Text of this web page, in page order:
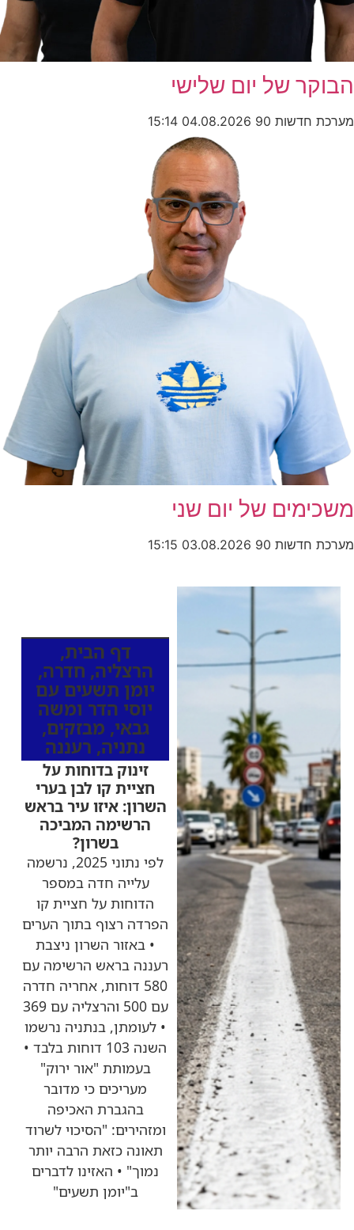
הבוקר של יום שלישי
מערכת חדשות 90 04.08.2026
15:14
משכימים של יום שני
מערכת חדשות 90 03.08.2026
15:15
דף הבית,
הרצליה, חדרה,
יומן תשעים עם
יוסי הדר ומשה
גבאי, מבזקים,
נתניה, רעננה
זינוק בדוחות על
חציית קו לבן בערי
השרון: איזו עיר בראש
הרשימה המביכה
בשרון?
לפי נתוני 2025, נרשמה
עלייה חדה במספר
הדוחות על חציית קו
הפרדה רצוף בתוך הערים
• באזור השרון ניצבת
רעננה בראש הרשימה עם
580 דוחות, אחריה חדרה
עם 500 והרצליה עם 369
• לעומתן, בנתניה נרשמו
השנה 103 דוחות בלבד •
בעמותת "אור ירוק"
מעריכים כי מדובר
בהגברת האכיפה
ומזהירים: "הסיכוי לשרוד
תאונה כזאת הרבה יותר
נמוך" • האזינו לדברים
ב"יומן תשעים"